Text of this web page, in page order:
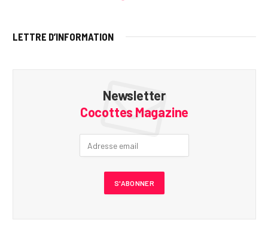
LETTRE D’INFORMATION
Newsletter
Cocottes Magazine